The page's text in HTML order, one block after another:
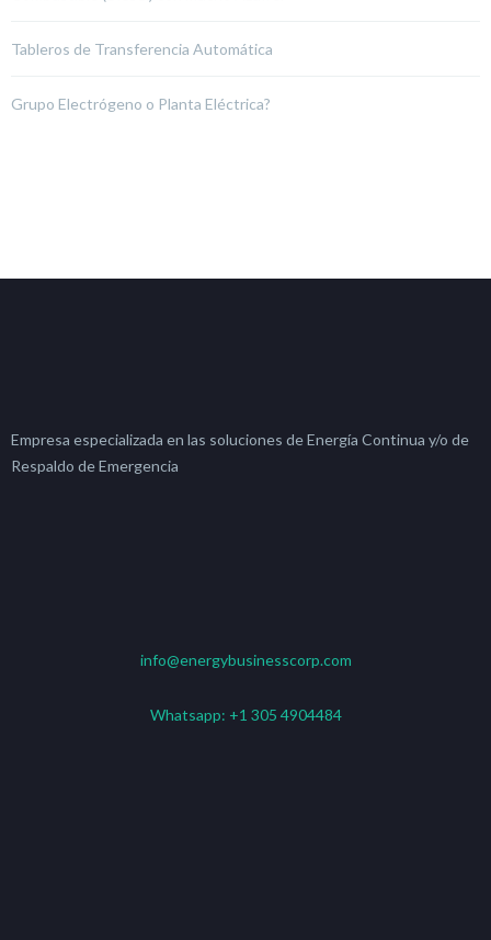
Tableros de Transferencia Automática
Grupo Electrógeno o Planta Eléctrica?
Empresa especializada en las soluciones de Energía Continua y/o de
Respaldo de Emergencia
info@energybusinesscorp.com
Whatsapp: +1 305 4904484